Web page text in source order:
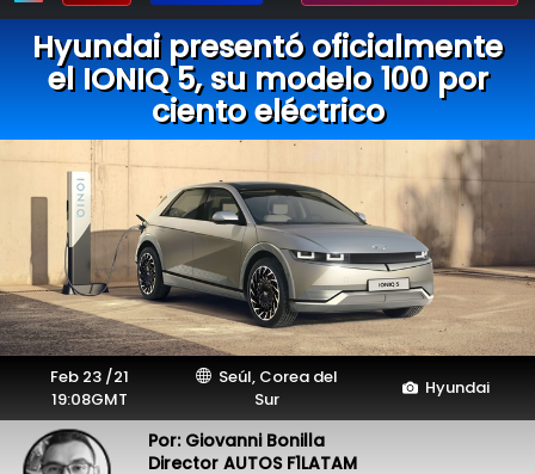
Hyundai presentó oficialmente
el IONIQ 5, su modelo 100 por
ciento eléctrico
Feb 23 /21
19:08GMT
Seúl, Corea del
Sur
Hyundai
Por: Giovanni Bonilla
Director AUTOS F1LATAM